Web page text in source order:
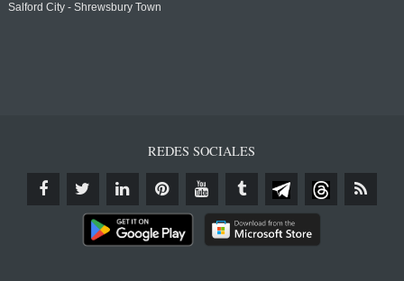
Salford City - Shrewsbury Town
REDES SOCIALES